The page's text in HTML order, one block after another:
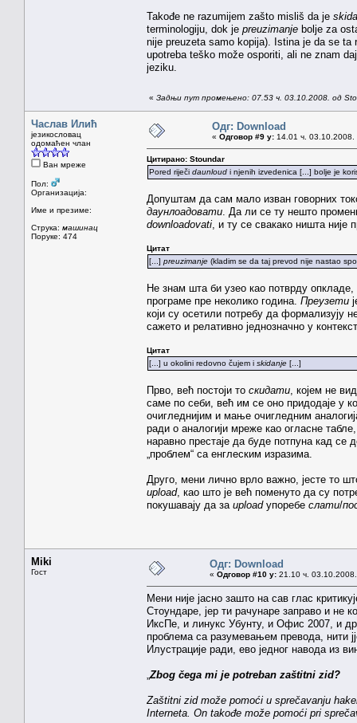
Takođe ne razumijem zašto misliš da je
terminologiju, dok je preuzimanje bolje za
nije preuzeta samo kopija). Istina je da se
upotreba teško može osporiti, ali ne znam
jeziku.
« Задњи пут промењено: 07.53 ч. 03.10.2008. од
Часлав Илић
језикословац
одомаћен члан
Ван мреже
Пол:
Организација:
Име и презиме:
Струка: машинац
Поруке: 474
Одг: Download
« Одговор #9 у: 14.01 ч. 03.10.2008.
Цитирано: Stoundar
Pored riječi daunloud i njenih izvedenica [...] bolje je
Допуштам да сам мало изван говорних
даунлоадовати . Да ли се ту нешто
downloadovati , и ту се свакако ништа није
Цитат
[...] preuzimanje (kladim se da taj prevod nije nastao
Не знам шта би узео као потврду
програме пре неколико година. Преузети
који су осетили потребу да формализују
сажето и релативно једнозначно у
Цитат
[...] u okolini redovno čujem i skidanje [...]
Прво, већ постоји то скидати , којем не
саме по себи, већ им се оно придодаје у
очигледнијим и мање очигледним
ради о аналогији мреже као огласне
наравно престаје да буде потпуна кад се
„проблем“ са енглеским изразима.
Друго, мени лично врло важно, јесте то
upload, као што је већ поменуто да су
покушавају да за uploadупоребе слати/
Miki
Гост
Одг: Download
« Одговор #10 у: 21.10 ч.
Мени није јасно зашто на сав глас
Стоундаре, јер ти рачунаре заправо и не
ИксПе, и линукс Убунту, и Офис 2007, и
проблема са разумевањем превода, нити
Илустрације ради, ево једног навода из
Zbog čega mi je potreban zaštitni zid?
Zaštitni zid može pomoći u sprečavanju
Interneta. On takođe može pomoći pri